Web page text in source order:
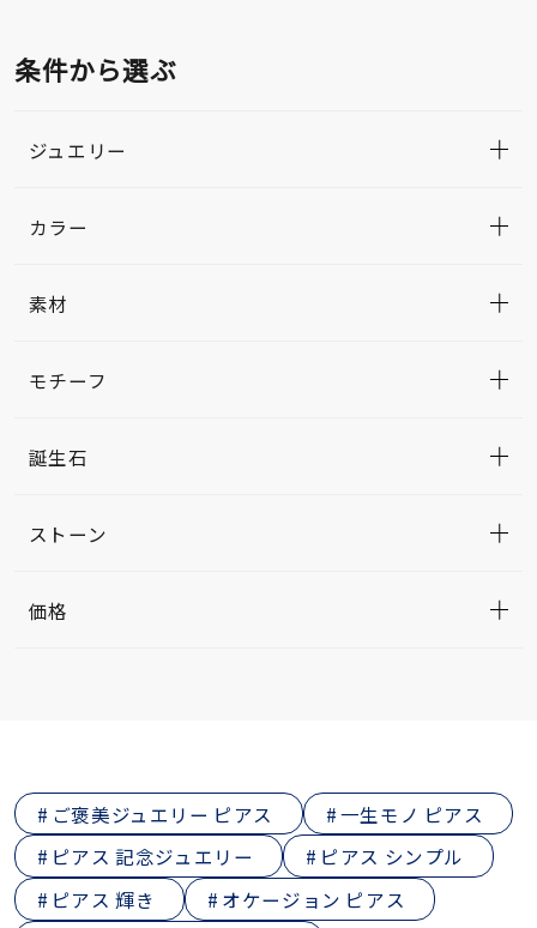
条件から選ぶ
ジュエリー
カラー
素材
モチーフ
誕生石
ストーン
価格
ご褒美ジュエリー ピアス
一生モノ ピアス
ピアス 記念ジュエリー
ピアス シンプル
ピアス 輝き
オケージョン ピアス